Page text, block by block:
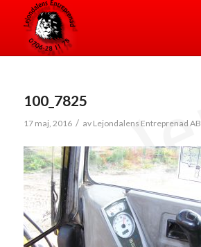
100_7825
17 maj, 2016 / av Lejondalens Entreprenad AB